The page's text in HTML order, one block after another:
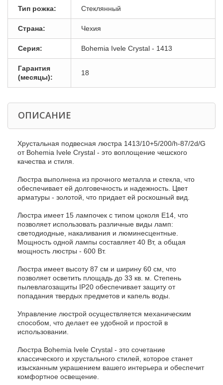
Тип рожка: Стеклянный
Страна: Чехия
Серия: Bohemia Ivele Crystal - 1413
Гарантия
(месяцы):
18
ОПИСАНИЕ
Хрустальная подвесная люстра 1413/10+5/200/h-87/2d/G
от Bohemia Ivele Crystal - это воплощение чешского
качества и стиля.
Люстра выполнена из прочного металла и стекла, что
обеспечивает ей долговечность и надежность. Цвет
арматуры - золотой, что придает ей роскошный вид.
Люстра имеет 15 лампочек с типом цоколя E14, что
позволяет использовать различные виды ламп:
светодиодные, накаливания и люминесцентные.
Мощность одной лампы составляет 40 Вт, а общая
мощность люстры - 600 Вт.
Люстра имеет высоту 87 см и ширину 60 см, что
позволяет осветить площадь до 33 кв. м. Степень
пылевлагозащиты IP20 обеспечивает защиту от
попадания твердых предметов и капель воды.
Управление люстрой осуществляется механическим
способом, что делает ее удобной и простой в
использовании.
Люстра Bohemia Ivele Crystal - это сочетание
классического и хрустального стилей, которое станет
изысканным украшением вашего интерьера и обеспечит
комфортное освещение.